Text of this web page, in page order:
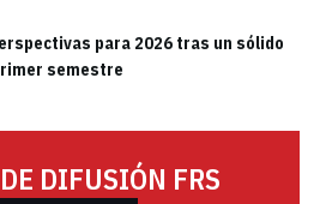
para 2026 tras un sólido
semestre
DIFUSIÓN FRS